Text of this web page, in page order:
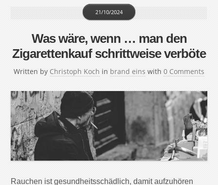
Was wäre, wenn … man den
Zigarettenkauf schrittweise verböte
Written by Christoph Koch
21/10/2024
in brand eins with 0 Comments
Rauchen ist gesundheitsschädlich, damit aufzuhören